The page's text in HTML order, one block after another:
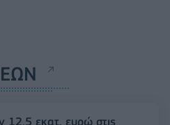
12,5 εκατ. ευρώ στις